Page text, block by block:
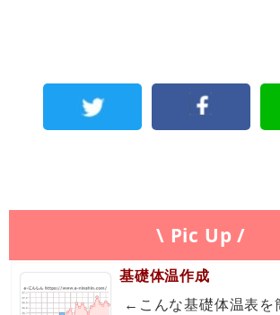
\ Pic Up /
基礎体温作成
←こんな基礎体温表を